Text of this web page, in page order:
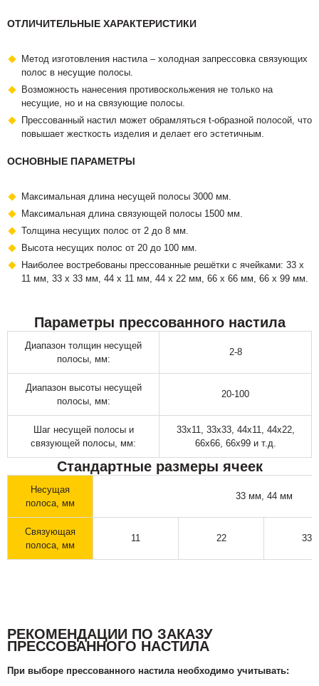
ОТЛИЧИТЕЛЬНЫЕ ХАРАКТЕРИСТИКИ
Метод изготовления настила – холодная запрессовка связующих
полос в несущие полосы.
Возможность нанесения противоскольжения не только на
несущие, но и на связующие полосы.
Прессованный настил может обрамляться t-образной полосой, что
повышает жесткость изделия и делает его эстетичным.
ОСНОВНЫЕ ПАРАМЕТРЫ
Максимальная длина несущей полосы 3000 мм.
Максимальная длина связующей полосы 1500 мм.
Толщина несущих полос от 2 до 8 мм.
Высота несущих полос от 20 до 100 мм.
Наиболее востребованы прессованные решётки с ячейками: 33 х
11 мм, 33 х 33 мм, 44 х 11 мм, 44 х 22 мм, 66 х 66 мм, 66 х 99 мм.
Параметры прессованного настила
Диапазон толщин несущей
полосы, мм:
2-8
Диапазон высоты несущей
полосы, мм:
20-100
Шаг несущей полосы и
связующей полосы, мм:
33х11, 33х33, 44х11, 44х22,
66х66, 66х99 и т.д.
Стандартные размеры ячеек
Несущая
полоса, мм
33 мм, 44 мм
Связующая
полоса, мм
11 22 33
РЕКОМЕНДАЦИИ ПО ЗАКАЗУ
ПРЕССОВАННОГО НАСТИЛА
При выборе прессованного настила необходимо учитывать: